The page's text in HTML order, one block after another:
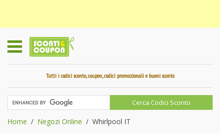
Tutti i codici sconto, coupon, codici promozionali e buoni sconto
Home Negozi Online Whirlpool IT